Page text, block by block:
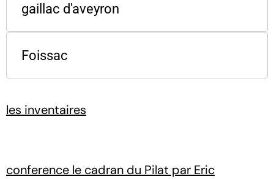
gaillac d'aveyron
Foissac
les inventaires
conference le cadran du Pilat par Eric